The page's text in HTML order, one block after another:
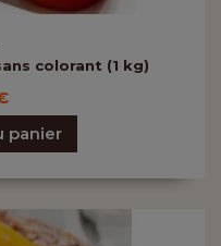
colorant (1 kg)
panier